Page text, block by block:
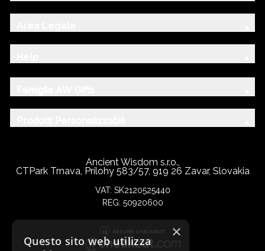
Ancient Wisdom s.r.o.,
CTPark Trnava, Prílohy 583/57, 919 26 Zavar, Slovakia
VAT: SK2120525440
REG: 50920600
×
Questo sito web utilizza